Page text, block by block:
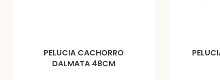
PELUCIA CACHORRO
DALMATA 48CM